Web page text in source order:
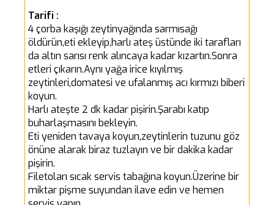
Tarifi :
4 çorba kaşığı zeytinyağında sarmısağı
öldürün,eti ekleyip,harlı ateş üstünde iki tarafları
da altın sarısı renk alıncaya kadar kızartın.Sonra
etleri çıkarın.Aynı yağa irice kıyılmış
zeytinleri,domatesi ve ufalanmış acı kırmızı biberi
koyun.
Harlı ateşte 2 dk kadar pişirin.Şarabı katıp
buharlaşmasını bekleyin.
Eti yeniden tavaya koyun,zeytinlerin tuzunu göz
önüne alarak biraz tuzlayın ve bir dakika kadar
pişirin.
Filetoları sıcak servis tabağına koyun.Üzerine bir
miktar pişme suyundan ilave edin ve hemen